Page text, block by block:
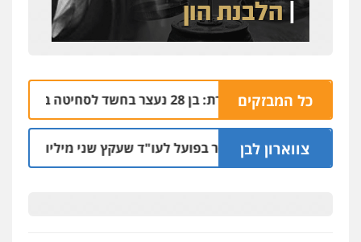
כל המבזקים
נצרת: בן 28 נעצר בחשד לסחיטה באיומים מטלפון שאינו שלו
צווארון לבן
מאסר בפועל לעו"ד שעקץ שני מיליון שקל על דירה